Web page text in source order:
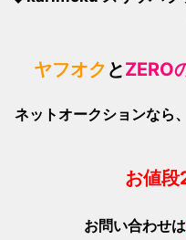
ヤフオク とZERO
ネットオークションなら
お値
お問い合わせは